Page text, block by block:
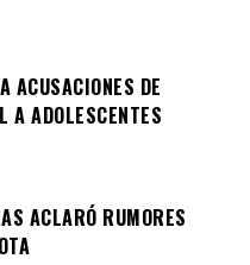
ACUSACIONES DE
A ADOLESCENTES
ACLARÓ RUMORES